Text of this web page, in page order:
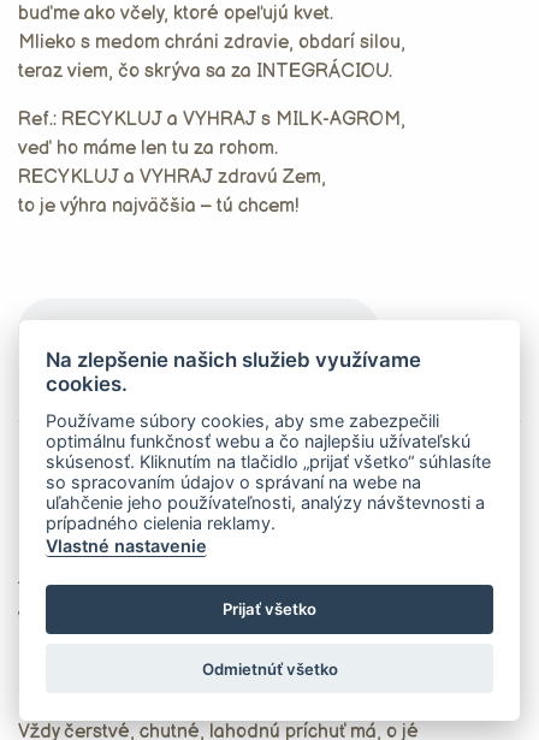
buďme ako včely, ktoré opeľujú kvet.
Mlieko s medom chráni zdravie, obdarí silou,
teraz viem, čo skrýva sa za INTEGRÁCIOU.
Ref.: RECYKLUJ a VYHRAJ s MILK-AGROM,
veď ho máme len tu za rohom.
RECYKLUJ a VYHRAJ zdravú Zem,
to je výhra najväčšia – tú chcem!
Stiahni mp3
SOŠ sv. Cyrila a Metoda,
Tehliarska 2, Michalovce
Milk-Agro je naj...
1. U nás na východe firma dobre známa je,
všetkým známa je,
každý z nás ju pozná, vie
Vždy čerstvé, chutné, lahodnú príchuť má, o jé
Na zlepšenie našich služieb využívame
cookies.
Používame súbory cookies, aby sme zabezpečili
optimálnu funkčnosť webu a čo najlepšiu užívateľskú
skúsenosť. Kliknutím na tlačidlo „prijať všetko“ súhlasíte
so spracovaním údajov o správaní na webe na
uľahčenie jeho používateľnosti, analýzy návštevnosti a
prípadného cielenia reklamy.
Vlastné nastavenie
Prijať všetko
Odmietnúť všetko